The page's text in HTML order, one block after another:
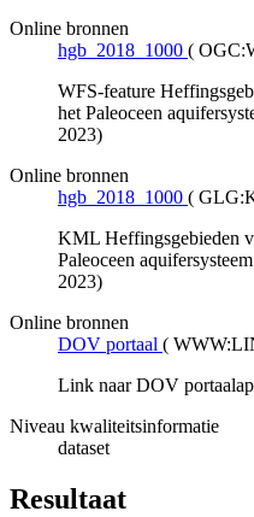
Online bronnen
hgb_2018_1000 (
WFS-feature
het Paleoceen
2023)
Online bronnen
hgb_2018_1000 (
KML Heffingsgebieden
Paleoceen
2023)
Online bronnen
DOV portaal (
Link naar DOV
Niveau kwaliteitsinformatie
dataset
Resultaat